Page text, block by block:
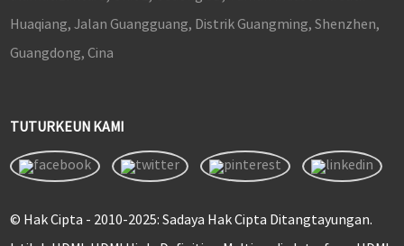
Huaqiang, Jalan Guangguang, Distrik Guangming, Shenzhen,
Guangdong, Cina
TUTURKEUN KAMI
© Hak Cipta - 2010-2025: Sadaya Hak Cipta Ditangtayungan.